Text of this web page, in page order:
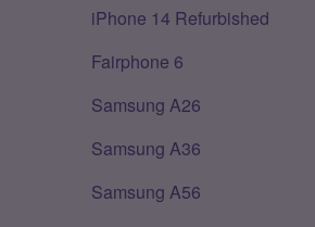
iPhone 14 Refurbished
Fairphone 6
Samsung A26
Samsung A36
Samsung A56